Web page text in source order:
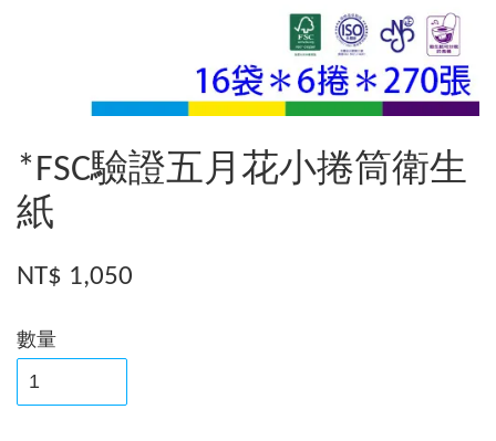
*FSC驗證五月花小捲筒衛生
紙
NT$ 1,050
數量